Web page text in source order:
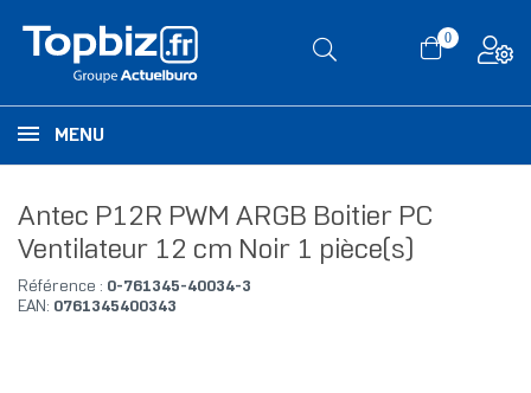
0
MENU
Antec P12R PWM ARGB Boitier PC
Ventilateur 12 cm Noir 1 pièce(s)
Référence : 0-761345-40034-3
EAN: 0761345400343